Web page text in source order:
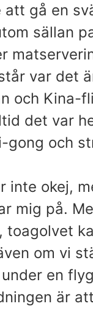
gå en
sällan
var det
och Kina-
det var
gong och
inte okej,
mig på.
om vi
en
är